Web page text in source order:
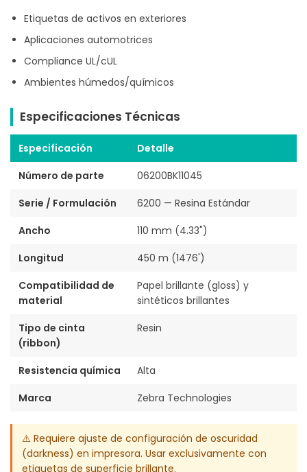
Etiquetas de activos en exteriores
Aplicaciones automotrices
Compliance UL/cUL
Ambientes húmedos/químicos
Especificaciones Técnicas
Especificación
Detalle
Número de parte
06200BK11045
Serie / Formulación
6200 — Resina Estándar
Ancho
110 mm (4.33")
Longitud
450 m (1476')
Compatibilidad de
material
Papel brillante (gloss) y
sintéticos brillantes
Tipo de cinta
(ribbon)
Resin
Resistencia química
Alta
Marca
Zebra Technologies
⚠️ Requiere ajuste de configuración de oscuridad
(darkness) en impresora. Usar exclusivamente con
etiquetas de superficie brillante.